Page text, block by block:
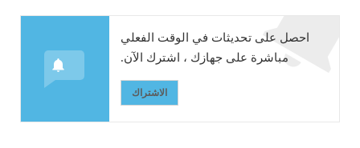
احصل على تحديثات في الوقت الفعلي
مباشرة على جهازك ، اشترك الآن.
الاشتراك